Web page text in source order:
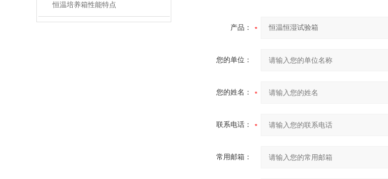
恒温培养箱性能特点
产品：
您的单位：
您的姓名：
联系电话：
常用邮箱：